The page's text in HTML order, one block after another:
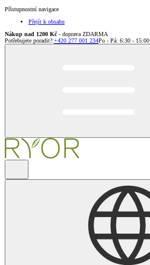
Přístupnostní navigace
Přejít k obsahu
Nákup nad 1200 Kč - doprava ZDARMA
Potřebujete poradit?:+420 277 001 234Po - Pá: 6:30 - 15:00